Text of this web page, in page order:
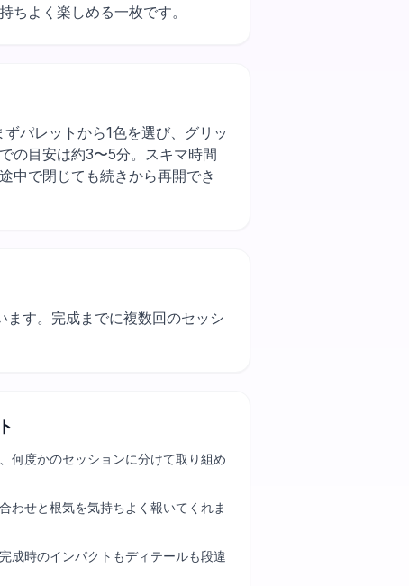
よく楽しめる一枚です。
パレットから1色を選び、グリッ
の目安は約3〜5分。スキマ時間
中で閉じても続きから再開でき
す。完成までに複数回のセッシ
何度かのセッションに分けて取り組め
わせと根気を気持ちよく報いてくれま
成時のインパクトもディテールも段違